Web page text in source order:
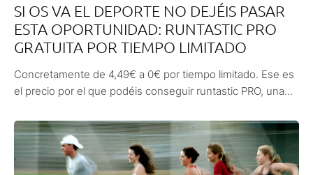
SI OS VA EL DEPORTE NO DEJÉIS PASAR
ESTA OPORTUNIDAD: RUNTASTIC PRO
GRATUITA POR TIEMPO LIMITADO
Concretamente de 4,49€ a 0€ por tiempo limitado. Ese es
el precio por el que podéis conseguir runtastic PRO, una...